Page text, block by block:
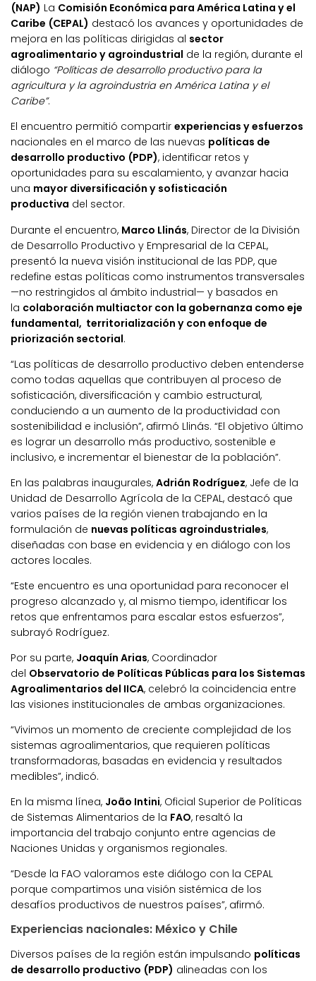
(NAP) La Comisión Económica para América Latina y el
Caribe (CEPAL) destacó los avances y oportunidades de
mejora en las políticas dirigidas al sector
agroalimentario y agroindustrial de la región, durante el
diálogo “Políticas de desarrollo productivo para la
agricultura y la agroindustria en América Latina y el
Caribe”.
El encuentro permitió compartir experiencias y esfuerzos
nacionales en el marco de las nuevas políticas de
desarrollo productivo (PDP), identificar retos y
oportunidades para su escalamiento, y avanzar hacia
una mayor diversificación y sofisticación
productiva del sector.
Durante el encuentro, Marco Llinás, Director de la División
de Desarrollo Productivo y Empresarial de la CEPAL,
presentó la nueva visión institucional de las PDP, que
redefine estas políticas como instrumentos transversales
—no restringidos al ámbito industrial— y basados en
la colaboración multiactor con la gobernanza como eje
fundamental, territorialización y con enfoque de
priorización sectorial.
“Las políticas de desarrollo productivo deben entenderse
como todas aquellas que contribuyen al proceso de
sofisticación, diversificación y cambio estructural,
conduciendo a un aumento de la productividad con
sostenibilidad e inclusión”, afirmó Llinás. “El objetivo último
es lograr un desarrollo más productivo, sostenible e
inclusivo, e incrementar el bienestar de la población”.
En las palabras inaugurales, Adrián Rodríguez, Jefe de la
Unidad de Desarrollo Agrícola de la CEPAL, destacó que
varios países de la región vienen trabajando en la
formulación de nuevas políticas agroindustriales,
diseñadas con base en evidencia y en diálogo con los
actores locales.
“Este encuentro es una oportunidad para reconocer el
progreso alcanzado y, al mismo tiempo, identificar los
retos que enfrentamos para escalar estos esfuerzos”,
subrayó Rodríguez.
Por su parte, Joaquín Arias, Coordinador
del Observatorio de Políticas Públicas para los Sistemas
Agroalimentarios del IICA, celebró la coincidencia entre
las visiones institucionales de ambas organizaciones.
“Vivimos un momento de creciente complejidad de los
sistemas agroalimentarios, que requieren políticas
transformadoras, basadas en evidencia y resultados
medibles”, indicó.
En la misma línea, João Intini, Oficial Superior de Políticas
de Sistemas Alimentarios de la FAO, resaltó la
importancia del trabajo conjunto entre agencias de
Naciones Unidas y organismos regionales.
“Desde la FAO valoramos este diálogo con la CEPAL
porque compartimos una visión sistémica de los
desafíos productivos de nuestros países”, afirmó.
Experiencias nacionales: México y Chile
Diversos países de la región están impulsando políticas
de desarrollo productivo (PDP) alineadas con los